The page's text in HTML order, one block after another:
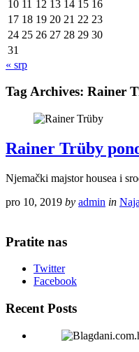
10 11 12 13 14 15 16
17 18 19 20 21 22 23
24 25 26 27 28 29 30
31
« srp
Tag Archives: Rainer
Rainer Trüby
Njemački majstor housea i
pro 10, 2019 by admin in
Pratite nas
Twitter
Facebook
Recent Posts